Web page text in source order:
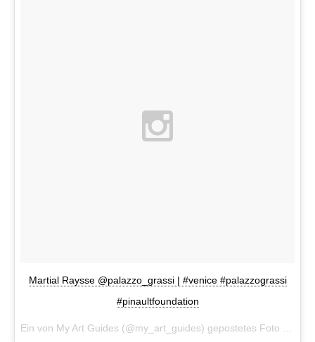
Martial Raysse @palazzo_grassi | #venice #palazzograssi
#pinaultfoundation